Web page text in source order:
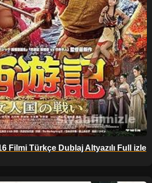
Filmi Türkçe Dublaj Altyazılı Full izle